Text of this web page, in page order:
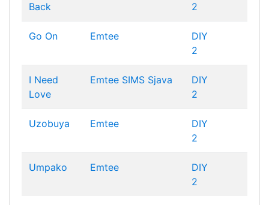
Back
2
Go On Emtee
DIY
2
I Need
Love
Emtee SIMS Sjava
DIY
2
Uzobuya Emtee
DIY
2
Umpako Emtee
DIY
2